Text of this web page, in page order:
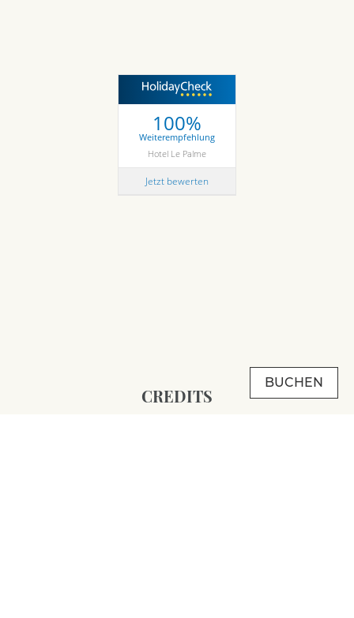
BUCHEN
100%
Weiterempfehlung
Hotel Le Palme
Jetzt bewerten
CREDITS